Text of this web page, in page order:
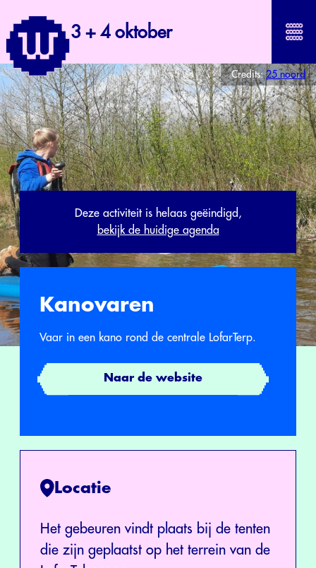
3 + 4 oktober
Credits:25 noord
Deze activiteit is helaas geëindigd,
bekijk de huidige agenda
Kanovaren
Vaar in een kano rond de centrale LofarTerp.
Naar de website
Locatie
Het gebeuren vindt plaats bij de tenten
die zijn geplaatst op het terrein van de